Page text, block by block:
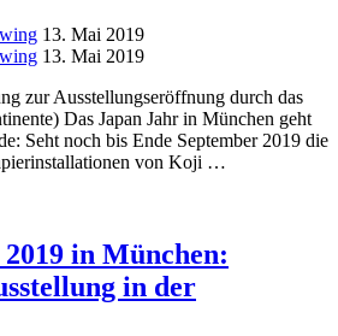
13. Mai 2019
13. Mai 2019
zur Ausstellungseröffnung durch das
Das Japan Jahr in München geht
Seht noch bis Ende September 2019 die
von Koji …
in München:
in der